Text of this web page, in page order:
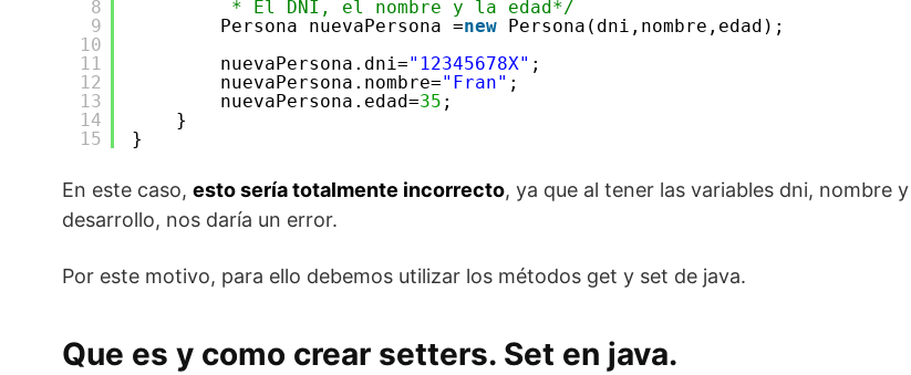
8
9
10
11
12
13
14
15
* El DNI, el nombre y la edad*/
Persona nuevaPersona =new Persona(dni,nombre,edad);
nuevaPersona.dni="12345678X" ;
nuevaPersona.nombre="Fran" ;
nuevaPersona.edad=35 ;
}
}
En este caso, esto sería totalmente incorrecto, ya que al tener las variables dni, nombre
desarrollo, nos daría un error.
Por este motivo, para ello debemos utilizar los métodos get y set de java.
Que es y como crear setters. Set en java.